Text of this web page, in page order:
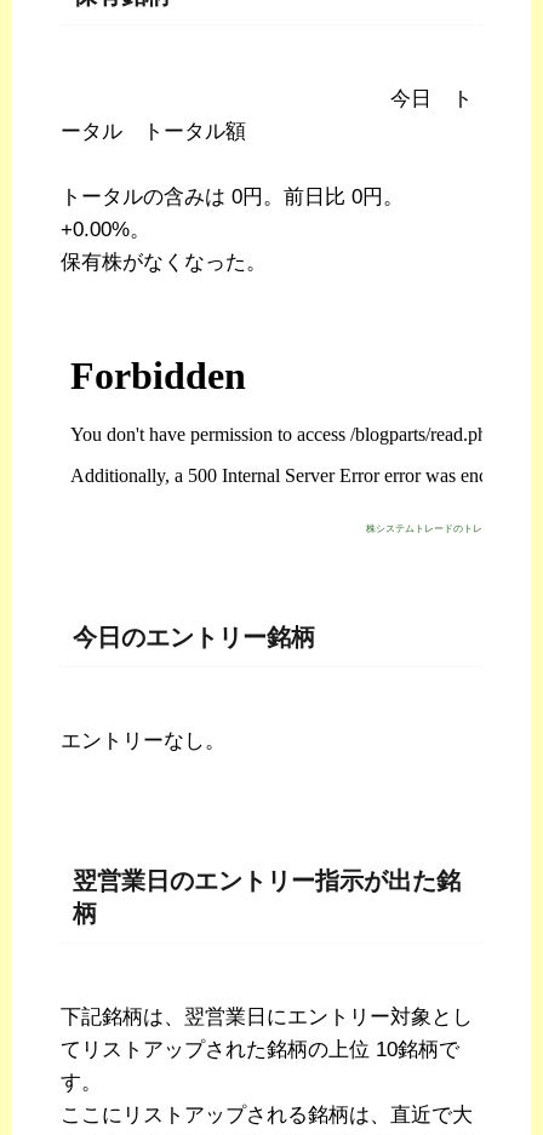
今日 ト
ータル トータル額
トータルの含みは 0円。前日比 0円。
+0.00%。
保有株がなくなった。
株システムトレードのトレジスタ・ス
今日のエントリー銘柄
エントリーなし。
翌営業日のエントリー指示が出た銘
柄
下記銘柄は、翌営業日にエントリー対象とし
てリストアップされた銘柄の上位 10銘柄で
す。
ここにリストアップされる銘柄は、直近で大